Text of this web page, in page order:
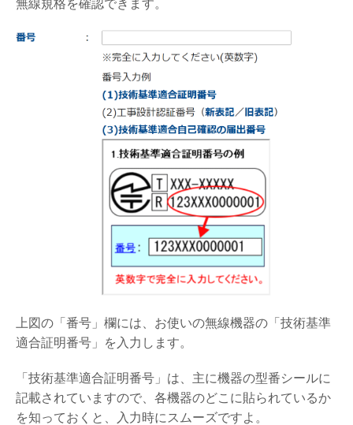
無線規格を確認できます。
上図の「番号」欄には、お使いの無線機器の「技術基準
適合証明番号」を入力します。
「技術基準適合証明番号」は、主に機器の型番シールに
記載されていますので、各機器のどこに貼られているか
を知っておくと、入力時にスムーズですよ。